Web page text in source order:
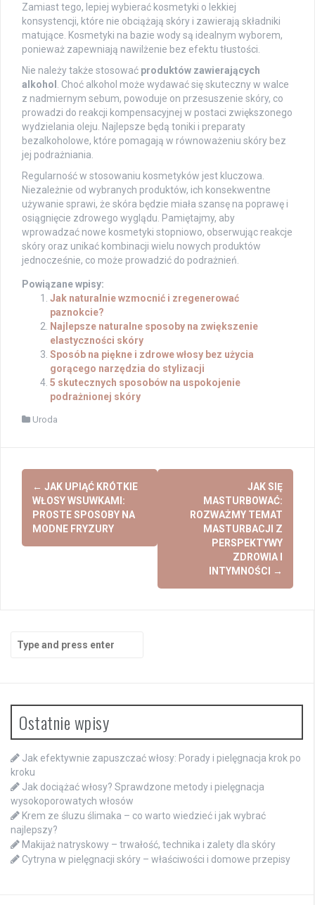
Zamiast tego, lepiej wybierać kosmetyki o lekkiej
konsystencji, które nie obciążają skóry i zawierają składniki
matujące. Kosmetyki na bazie wody są idealnym wyborem,
ponieważ zapewniają nawilżenie bez efektu tłustości.
Nie należy także stosować produktów zawierających
alkohol . Choć alkohol może wydawać się skuteczny w walce
z nadmiernym sebum, powoduje on przesuszenie skóry, co
prowadzi do reakcji kompensacyjnej w postaci zwiększonego
wydzielania oleju. Najlepsze będą toniki i preparaty
bezalkoholowe, które pomagają w równoważeniu skóry bez
jej podrażniania.
Regularność w stosowaniu kosmetyków jest kluczowa.
Niezależnie od wybranych produktów, ich konsekwentne
używanie sprawi, że skóra będzie miała szansę na poprawę i
osiągnięcie zdrowego wyglądu. Pamiętajmy, aby
wprowadzać nowe kosmetyki stopniowo, obserwując reakcje
skóry oraz unikać kombinacji wielu nowych produktów
jednocześnie, co może prowadzić do podrażnień.
Powiązane wpisy:
Jak naturalnie wzmocnić i zregenerować
paznokcie?
Najlepsze naturalne sposoby na zwiększenie
elastyczności skóry
Sposób na piękne i zdrowe włosy bez użycia
gorącego narzędzia do stylizacji
5 skutecznych sposobów na uspokojenie
podrażnionej skóry
Uroda
Post
navigation
← JAK UPIĄĆ KRÓTKIE
WŁOSY WSUWKAMI:
PROSTE SPOSOBY NA
MODNE FRYZURY
JAK SIĘ
MASTURBOWAĆ:
ROZWAŻMY TEMAT
MASTURBACJI Z
PERSPEKTYWY
ZDROWIA I
INTYMNOŚCI
→
Search
for:
Ostatnie wpisy
Jak efektywnie zapuszczać włosy: Porady i pielęgnacja krok po
kroku
Jak dociążać włosy? Sprawdzone metody i pielęgnacja
wysokoporowatych włosów
Krem ze śluzu ślimaka – co warto wiedzieć i jak wybrać
najlepszy?
Makijaż natryskowy – trwałość, technika i zalety dla skóry
Cytryna w pielęgnacji skóry – właściwości i domowe przepisy